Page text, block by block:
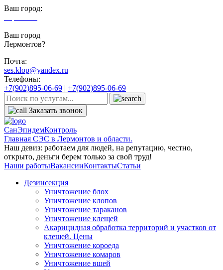
Ваш город:
Ваш город
Лермонтов?
Почта:
ses.klop@yandex.ru
Телефоны:
+7(902)895-06-69 | +7(902)895-06-69
Заказать звонок
СанЭпидемКонтроль
Главная СЭС в Лермонтов и области.
Наш девиз: работаем для людей, на репутацию, честно,
открыто, деньги берем только за свой труд!
Наши работыВакансииКонтактыСтатьи
Дезинсекция
Уничтожение блох
Уничтожение клопов
Уничтожение тараканов
Уничтожение клещей
Акарицидная обработка территорий и участков от
клещей. Цены
Уничтожение короеда
Уничтожение комаров
Уничтожение вшей